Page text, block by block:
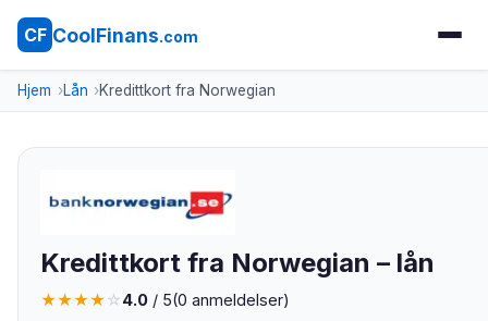
CF CoolFinans.com
Hjem Lån Kredittkort fra Norwegian
Kredittkort fra Norwegian – lån
★★★★☆4.0 / 5(0 anmeldelser)